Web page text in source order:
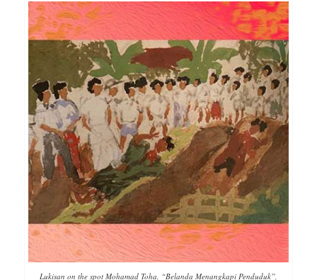
Lukisan on the spot Mohamad Toha, “Belanda Menangkapi Penduduk”,